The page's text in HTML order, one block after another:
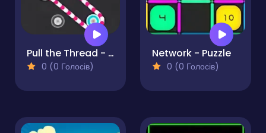
Pull the Thread - Puzzle
0 (0 Голосів)
Network - Puzzle
0 (0 Голосів)